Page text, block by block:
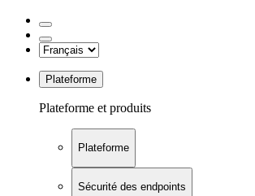
Plateforme
Plateforme et produits
Plateforme
Sécurité des endpoints